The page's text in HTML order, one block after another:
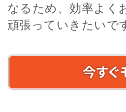
なるため、効率よく
頑張っていきたいで